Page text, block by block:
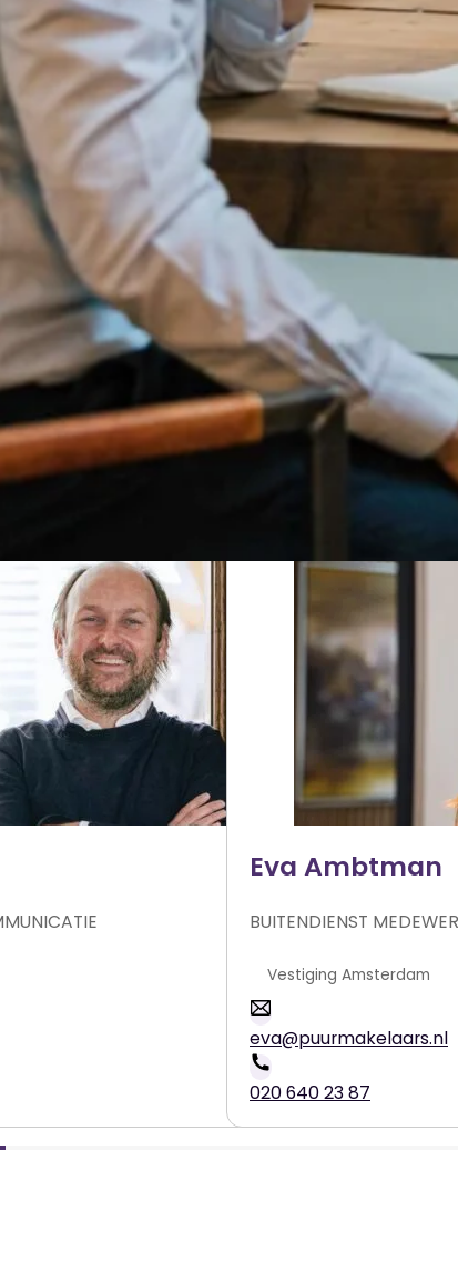
Echt superfijn dat het strand zo dichtbij is. In de
een warme jas het Nederlandse weer trotseren.
thuis. Ik vind het een heel erg gezellig dorpje.
op wat je bij PUUR* Makelaars bereikt?
veel nieuwe dingen heb geleerd.
Eva Ambtman
BUITENDIENST
Amsterdam
eva@puurmakelaars.nl
020 640 23 87